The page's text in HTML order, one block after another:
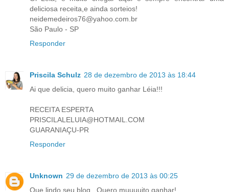
deliciosa receita,e ainda sorteios!
neidemedeiros76@yahoo.com.br
São Paulo - SP
Responder
Priscila Schulz 28 de dezembro de 2013 às 18:44
Ai que delicia, quero muito ganhar Léia!!!
RECEITA ESPERTA
PRISCILALELUIA@HOTMAIL.COM
GUARANIAÇU-PR
Responder
Unknown 29 de dezembro de 2013 às 00:25
Que lindo seu blog...Quero muuuuito ganhar!